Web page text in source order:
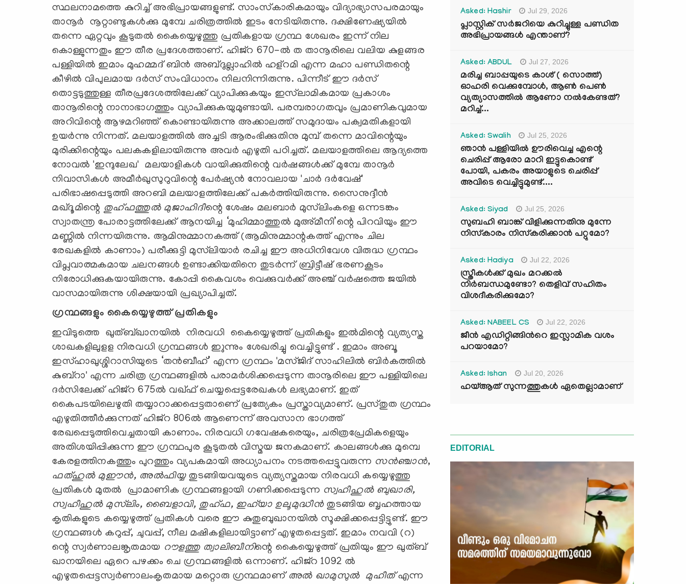
സ്ഥലനാമത്തെ കുറിച്ച് അഭിപ്രായങ്ങളുണ്ട്. സാംസ്‌കാരികമായും വിദ്യാഭ്യാസപരമായും
താനൂര്‍ നൂറ്റാണ്ടുകള്‍ക്കു മുമ്പേ ചരിത്രത്തില്‍ ഇടം നേടിയിരുന്നു. ദക്ഷിണേഷ്യയില്‍
തന്നെ ഏറ്റവും കൂടുതല്‍ കൈയ്യെഴുത്തു പ്രതികളായ ഗ്രന്ഥ ശേഖരം ഇന്ന് നില
കൊള്ളുന്നതും ഈ തീര പ്രദേശത്താണ്. ഹിജ്‌റ 670-ല്‍ ത താനൂരിലെ വലിയ കുളങ്ങര
പള്ളിയില്‍ ഇമാം മുഹമ്മദ് ബിന്‍ അബ്ദുല്ലാഹില്‍ ഹള്‌റമി എന്ന മഹാ പണ്ഡിതന്റെ
കീഴില്‍ വിപുലമായ ദര്‍സ് സംവിധാനം നിലനിന്നിരുന്നു. പിന്നീട് ഈ ദര്‍സ്
തൊട്ടടുത്തുള്ള തീരപ്രദേശത്തിലേക്ക് വ്യാപിക്കുകയും ഇസ്‌ലാമികമായ പ്രകാശം
താനൂരിന്റെ നാനാഭാഗത്തും വ്യാപിക്കുകയുമുണ്ടായി. പരമ്പരാഗതവും പ്രമാണികവുമായ
അറിവിന്റെ ആഴമറിഞ്ഞ് കൊണ്ടായിരുന്നു അക്കാലത്ത് സമുദായം പക്വമതികളായി
ഉയര്‍ന്നു നിന്നത്. മലയാളത്തില്‍ അച്ചടി ആരംഭിക്കുതിനു മുമ്പ് തന്നെ മാവിന്റെയും
മുരിക്കിന്റെയും പലകകളിലായിരുന്നു അവര്‍ എഴുതി പഠിച്ചത്. മലയാളത്തിലെ ആദ്യത്തെ
നോവല്‍ 'ഇന്ദുലേഖ' മലയാളികള്‍ വായിക്കുതിന്റെ വര്‍ഷങ്ങള്‍ക്ക് മുമ്പേ താനൂര്‍
നിവാസികള്‍ അമീര്‍ഖുസുറുവിന്റെ പേര്‍ഷ്യന്‍ നോവലായ 'ചാര്‍ ദര്‍വേഷ്'
പരിഭാഷപ്പെടുത്തി അറബി മലയാളത്തിലേക്ക് പകര്‍ത്തിയിരുന്നു. സൈനുദ്ദീന്‍
മഖ്ദൂമിന്റെ തുഹ്ഫത്തുല്‍ മുജാഹിദീന്റെ ശേഷം മലബാര്‍ മുസ്‍ലിംകളെ ഒന്നടങ്കം
സ്വാതന്ത്ര പോരാട്ടത്തിലേക്ക് ആനയിച്ച ‘മുഹിമ്മാത്തുല്‍ മുഅ്മീനി’ന്റെ പിറവിയും ഈ
മണ്ണില്‍ നിന്നയിരുന്നു. ആമിനുമ്മാനകത്ത് (ആമിനുമ്മാന്റകത്ത് എന്നും ചില
രേഖകളില്‍ കാണാം) പരീക്കുട്ടി മുസ്‍ലിയാര്‍ രചിച്ച ഈ അധിനിവേശ വിരുദ്ധ ഗ്രന്ഥം
വിപ്ലവാത്മകമായ ചലനങ്ങള്‍ ഉണ്ടാക്കിയതിനെ തുടര്‍ന്ന് ബ്രിട്ടീഷ് ഭരണകൂടം
നിരോധിക്കുകയായിരുന്നു. കോപ്പി കൈവശം വെക്കുവര്‍ക്ക് അഞ്ച് വര്‍ഷത്തെ ജയില്‍
വാസമായിരുന്നു ശിക്ഷയായി പ്രഖ്യാപിച്ചത്.
ഗ്രന്ഥങ്ങളും കൈയ്യെഴുത്ത് പ്രതികളും
ഇവിടുത്തെ ഖുത്ബ്ഖാനയില്‍ നിരവധി കൈയ്യെഴുത്ത് പ്രതികളും ഇല്‍മിന്റെ വ്യത്യസ്ത
ശാഖകളിലുളള നിരവധി ഗ്രന്ഥങ്ങള്‍ ഇുന്നും ശേഖരിച്ചു വെച്ചിട്ടുണ്ട് . ഇമാം അബൂ
ഇസ്ഹാഖുശ്ശിറാസിയുടെ ‘തന്‍ബീഹ്’ എന്ന ഗ്രന്ഥം 'മസ്ജിദ് സാഹിലില്‍ ബിര്‍കത്തില്‍
കുബ്‌റാ' എന്ന ചരിത്ര ഗ്രന്ഥങ്ങളില്‍ പരാമര്‍ശിക്കപ്പെടുന്ന താനൂരിലെ ഈ പള്ളിയിലെ
ദര്‍സിലേക്ക് ഹിജ്‌റ 675ല്‍ വഖ്ഫ് ചെയ്യപ്പെട്ടരേഖകള്‍ ലഭ്യമാണ്. ഇത്
കൈപടയിലെഴുതി തയ്യാറാക്കപ്പെട്ടതാണെ് പ്രത്യേകം പ്രസ്താവ്യമാണ്. പ്രസ്തുത ഗ്രന്ഥം
എഴുതിത്തീര്‍ക്കുന്നത് ഹിജ്‌റ 806ല്‍ ആണെന്ന് അവസാന ഭാഗത്ത്
രേഖപ്പെടുത്തിവെച്ചതായി കാണാം. നിരവധി ഗവേഷകരെയും, ചരിത്രപ്രേമികളെയും
അതിശയിപ്പിക്കുന്ന ഈ ഗ്രന്ഥപുര കൂടുതല്‍ വിസ്മയ ജനകമാണ്. കാലങ്ങള്‍ക്കു മുമ്പെ
കേരളത്തിനകത്തും പുറത്തും വ്യപകമായി അധ്യാപനം നടത്തപ്പെട്ടുവരുന്ന സന്‍ഞ്ചാന്‍,
ഫത്ഹുല്‍ മുഈന്‍, അല്‍ഫിയ്യതുടങ്ങിയവയുടെ വ്യത്യസ്തമായ നിരവധി കയ്യെഴുത്തു
പ്രതികള്‍ മുതല്‍ പ്രാമാണിക ഗ്രന്ഥങ്ങളായി ഗണിക്കപ്പെടുന്ന സ്വഹീഹുല്‍ ബുഖാരി,
സ്വഹീഹുല്‍ മുസ്‌ലിം, ബൈളാവി, തുഹ്ഫ, ഇഹ്‌യാ ഉലൂമുദ്ധീന്‍തുടങ്ങിയ ബൃഹത്തായ
കൃതികളുടെ കയ്യെഴുത്ത് പ്രതികള്‍ വരെ ഈ കുതുബുഖാനയില്‍ സൂക്ഷിക്കപ്പെട്ടിട്ടുണ്ട്. ഈ
ഗ്രന്ഥങ്ങള്‍ കറുപ്പ്, ചുവപ്പ്, നീല മഷികളിലായിട്ടാണ് എഴുതപ്പെട്ടത്. ഇമാം നവവി (റ)
ന്റെ സ്വര്‍ണാലങ്കൃതമായ റൗളത്തു ത്വാലിബീനിന്റെ കൈയ്യെഴുത്ത് പ്രതിയും ഈ ഖുത്ബ്
ഖാനയിലെ ഏറെ പഴക്കം ചെ ഗ്രന്ഥങ്ങളില്‍ ഒന്നാണ്. ഹിജ്‌റ 1092 ല്‍
എഴുതപ്പെട്ടസ്വര്‍ണാലംകൃതമായ മറ്റൊരു ഗ്രന്ഥമാണ് അല്‍ ഖാമുസുല്‍ മുഹീത്എന്ന
Asked: Hashir Jul 29, 2026
പ്ലാസ്റ്റിക് സർജറിയെ കുറിച്ചുള്ള പണ്ഡിത
അഭിപ്രായങ്ങൾ എന്താണ്?
Asked: ABDUL Jul 27, 2026
മരിച്ച ബാപ്പയുടെ കാശ് ( സൊത്ത്)
ഓഹരി വെക്കുമ്പോൾ, ആണ്‍ പെണ്‍
വ്യത്യാസത്തില്‍ ആണോ നല്‍കേണ്ടത്?
മറിച്ച്...
Asked: Swalih Jul 25, 2026
ഞാൻ പള്ളിയിൽ ഊരിവെച്ച എന്റെ
ചെരിപ്പ് ആരോ മാറി ഇട്ടുകൊണ്ട്
പോയി, പകരം അയാളുടെ ചെരിപ്പ്
അവിടെ വെച്ചിട്ടുമുണ്ട്....
Asked: Siyad Jul 25, 2026
സുബഹി ബാങ്ക് വിളിക്കുന്നതിനു മുന്നേ
നിസ്കാരം നിസ്കരിക്കാൻ പറ്റുമോ?
Asked: Hadiya Jul 22, 2026
സ്ത്രീകൾക്ക് മുഖം മറക്കൽ
നിർബന്ധമുണ്ടോ? തെളിവ് സഹിതം
വിശദീകരിക്കുമോ?
Asked: NABEEL CS Jul 22, 2026
ജീൻ എഡിറ്റിങ്ങിന്‍റെ ഇസ്ലാമിക വശം
പറയാമോ?
Asked: Ishan Jul 20, 2026
ഹയ്ആത് സുന്നത്തുകൾ ഏതെല്ലാമാണ്
EDITORIAL